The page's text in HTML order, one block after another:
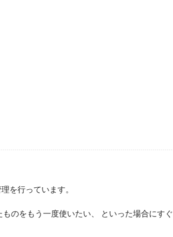
を行っています。
のをもう一度使いたい、 といった場合にすぐ